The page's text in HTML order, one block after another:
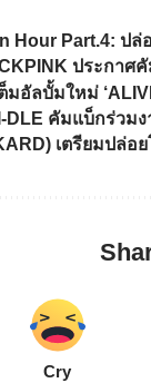
Hour Part.4: ป
ประกาศ
ต็มอัลบั้มใหม่
คัมแบ็กร่วมง
เตรียมปล่อย
Cry